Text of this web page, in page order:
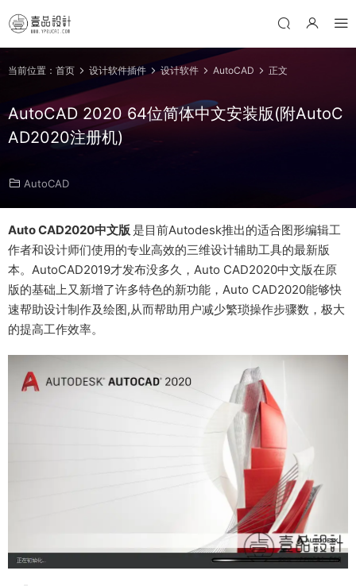
当前位置： 首页 设计软件插件 设计软件 AutoCAD 正文
AutoCAD 2020 64位简体中文安装版(附AutoC
AD2020注册机)
AutoCAD
Auto CAD2020中文版 是目前Autodesk推出的适合图形编辑工
作者和设计师们使用的专业高效的三维设计辅助工具的最新版
本。AutoCAD2019才发布没多久，Auto CAD2020中文版在原
版的基础上又新增了许多特色的新功能，Auto CAD2020能够快
速帮助设计制作及绘图,从而帮助用户减少繁琐操作步骤数，极大
的提高工作效率。